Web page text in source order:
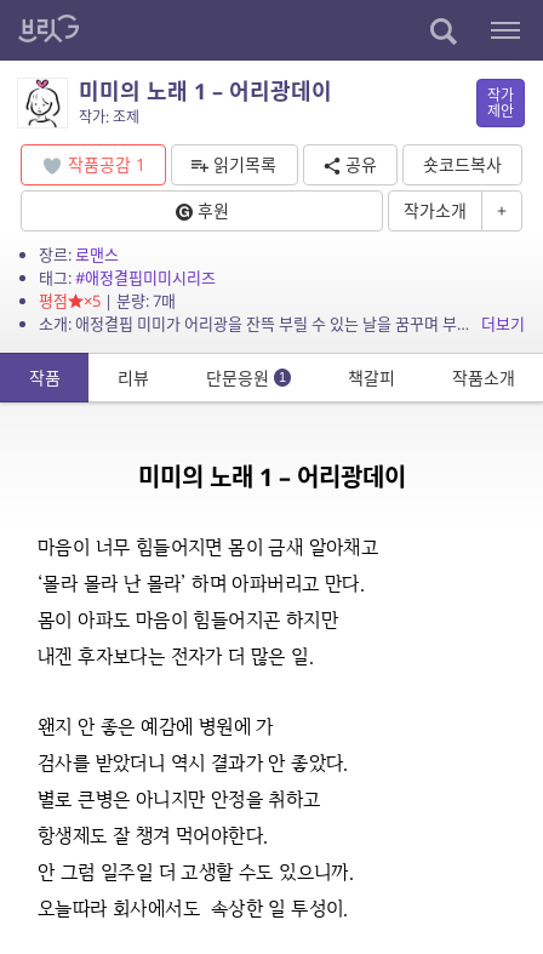
미미의 노래 1 – 어리광데이
작가: 조제
작가
제안
작품공감 1 읽기목록 공유
숏코드복사
후원
작가소개 +
장르:로맨스
태그:#애정결핍미미시리즈
평점
×5| 분량: 7매
소개: 애정결핍 미미가 어리광을 잔뜩 부릴 수 있는 날을 꿈꾸며 부르는 노래 혹은 시
더보기
작품 리뷰 단문응원 1 책갈피 작품소개
미미의 노래 1 – 어리광데이
마음이 너무 힘들어지면 몸이 금새 알아채고
‘몰라 몰라 난 몰라’ 하며 아파버리고 만다.
몸이 아파도 마음이 힘들어지곤 하지만
내겐 후자보다는 전자가 더 많은 일.
왠지 안 좋은 예감에 병원에 가
검사를 받았더니 역시 결과가 안 좋았다.
별로 큰병은 아니지만 안정을 취하고
항생제도 잘 챙겨 먹어야한다.
안 그럼 일주일 더 고생할 수도 있으니까.
오늘따라 회사에서도 속상한 일 투성이.